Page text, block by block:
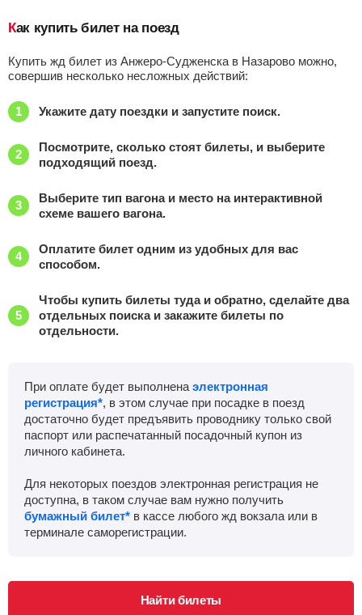
Как купить билет на поезд
Купить жд билет из Анжеро-Судженска в Назарово можно,
совершив несколько несложных действий:
Укажите дату поездки и запустите поиск.
Посмотрите, сколько стоят билеты, и выберите
подходящий поезд.
Выберите тип вагона и место на интерактивной
схеме вашего вагона.
Оплатите билет одним из удобных для вас
способом.
Чтобы купить билеты туда и обратно, сделайте два
отдельных поиска и закажите билеты по
отдельности.
При оплате будет выполнена электронная
регистрация*, в этом случае при посадке в поезд
достаточно будет предъявить проводнику только свой
паспорт или распечатанный посадочный купон из
личного кабинета.
Для некоторых поездов электронная регистрация не
доступна, в таком случае вам нужно получить
бумажный билет* в кассе любого жд вокзала или в
терминале саморегистрации.
Найти билеты